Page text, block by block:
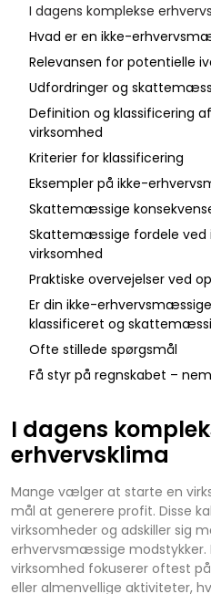
I dagens komplekse
Hvad er en ikke-
Relevansen for potentielle
Udfordringer og
Definition og klassificering
virksomhed
Kriterier for klassificering
Eksempler på ikke-
Skattemæssige
Skattemæssige fordele ved
virksomhed
Praktiske overvejelser ved
Er din ikke-
klassificeret og
Ofte stillede spørgsmål
Få styr på regnskabet –
I dagens
erhvervsklima
Mange vælger at starte en
mål at generere profit. Disse
virksomheder og adskiller sig
erhvervsmæssige
virksomhed fokuserer oftest
eller almenvellige aktiviteter,